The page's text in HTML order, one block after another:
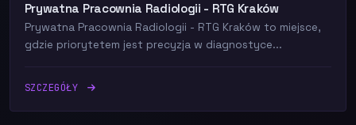
Prywatna Pracownia Radiologii - RTG Kraków
Prywatna Pracownia Radiologii - RTG Kraków to miejsce,
gdzie priorytetem jest precyzja w diagnostyce...
SZCZEGÓŁY